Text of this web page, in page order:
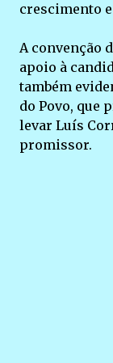
crescimento
A convenção
apoio à
também
do Povo, que
levar Luís
promissor.